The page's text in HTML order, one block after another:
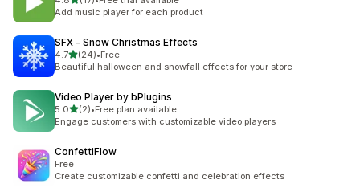
ทั้งหมด 17 รีวิว
Add music player for each product
SFX ‑ Snow Christmas Effects
4.7เต็ม 5 ดาว
(24)
ทั้งหมด 24 รีวิว
•Free
Beautiful halloween and snowfall effects for your store
Video Player by bPlugins
5.0เต็ม 5 ดาว
(2)
ทั้งหมด 2 รีวิว
•Free plan available
Engage customers with customizable video players
ConfettiFlow
Free
Create customizable confetti and celebration effects